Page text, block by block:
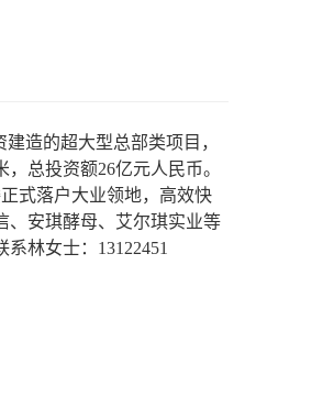
造的超大型总部类项目，
总投资额26亿元人民币。
式落户大业领地，高效快
、安琪酵母、艾尔琪实业等
林女士：13122451